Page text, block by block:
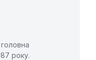
року.